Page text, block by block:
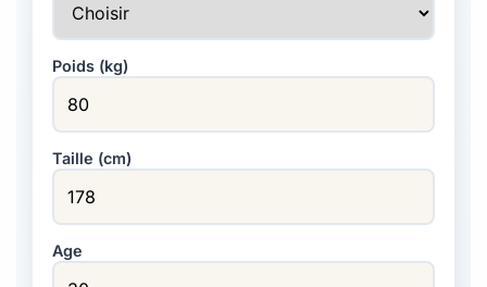
Poids (kg)
Taille (cm)
Age